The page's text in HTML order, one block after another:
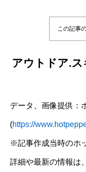
この記事
アウトドア.
データ、画像提供：
(https://
※記事作成当時のホ
詳細や最新の情報は